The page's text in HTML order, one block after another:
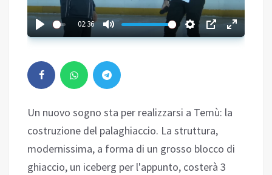
02:36
Un nuovo sogno sta per realizzarsi a Temù: la
costruzione del palaghiaccio. La struttura,
modernissima, a forma di un grosso blocco di
ghiaccio, un iceberg per l'appunto, costerà 3